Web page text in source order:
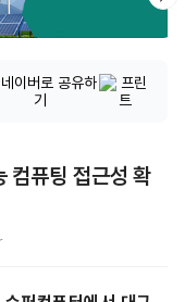
컴퓨팅 접근성 확